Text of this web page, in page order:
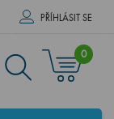
PŘÍHLÁSIT SE
0